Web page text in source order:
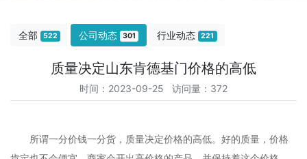
全部 522 公司动态 301 行业动态 221
质量决定山东肯德基门价格的高低
时间：2023-09-25 访问量：372
所谓一分价钱一分货，质量决定价格的高低。好的质量，价格